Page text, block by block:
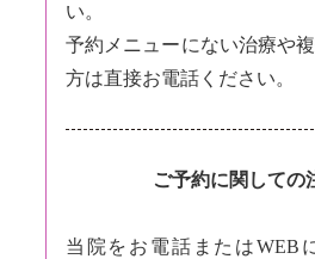
い。
予約メニューにない治療や
方は直接お電話ください。
ご予約に関しての
当院をお電話またはWEB